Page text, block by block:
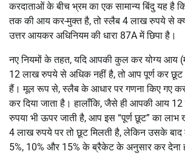
करदाताओं के बीच भ्रम का एक सामान्य बिंदु यह है
तक की आय कर-मुक्त है, तो स्लैब 4 लाख रुपये से
उत्तर आयकर अधिनियम की धारा 87A में छिपा है।
नए नियमों के तहत, यदि आपकी कुल कर योग्य आय
12 लाख रुपये से अधिक नहीं है, तो आप पूर्ण कर
हैं। मूल रूप से, स्लैब के आधार पर गणना किए गए कर
कर दिया जाता है। हालाँकि, जैसे ही आपकी आय
रुपया भी ऊपर जाती है, आप इस “पूर्ण छूट” का
4 लाख रुपये पर तो छूट मिलती है, लेकिन उसके
5%, 10% और 15% के ब्रैकेट के अनुसार कर देना